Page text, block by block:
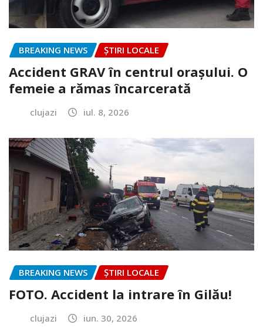
BREAKING NEWS ȘTIRI LOCALE
Accident GRAV în centrul orașului. O
femeie a rămas încarcerată
clujazi iul. 8, 2026
BREAKING NEWS ȘTIRI LOCALE
FOTO. Accident la intrare în Gilău!
clujazi iun. 30, 2026